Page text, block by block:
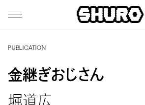
PUBLICATION
金継ぎおじさん
堀道広